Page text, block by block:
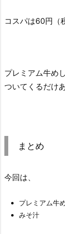
コスパは60円（
プレミアム牛め
ついてくるだけ
まとめ
今回は、
プレミアム牛
みそ汁